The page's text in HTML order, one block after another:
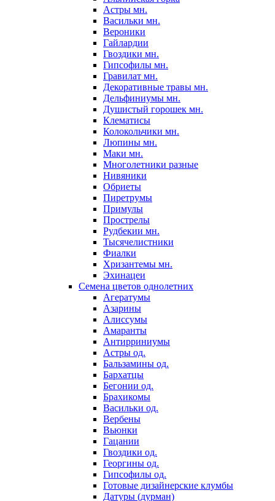
Астры мн.
Васильки мн.
Вероники
Гайлардии
Гвоздики мн.
Гипсофилы мн.
Гравилат мн.
Декоративные травы мн.
Дельфиниумы мн.
Душистый горошек мн.
Клематисы
Колокольчики мн.
Люпины мн.
Маки мн.
Многолетники разные
Нивяники
Обриеты
Пиретрумы
Примулы
Прострелы
Рудбекии мн.
Тысячелистники
Фиалки
Хризантемы мн.
Эхинацеи
Семена цветов однолетних
Агератумы
Азарины
Алиссумы
Амаранты
Антирриниумы
Астры од.
Бальзамины од.
Бархатцы
Бегонии од.
Брахикомы
Васильки од.
Вербены
Вьюнки
Гацании
Гвоздики од.
Георгины од.
Гипсофилы од.
Готовые дизайнерские клумбы
Датуры (дурман)